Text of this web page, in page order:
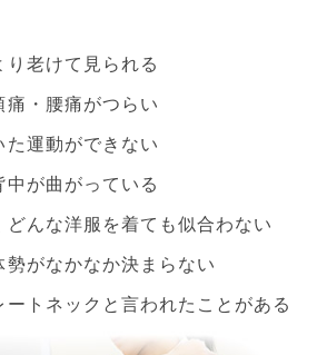
老けて見られる
痛・腰痛がつらい
た運動ができない
が曲がっている
どんな洋服を着ても似合わない
勢がなかなか決まらない
トネックと言われたことがある